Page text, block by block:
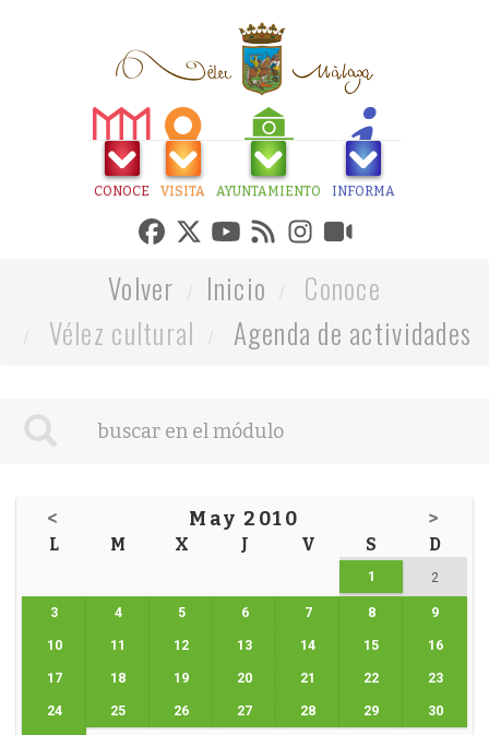
CONOCE VISITA AYUNTAMIENTO INFORMA
Volver Inicio
Conoce
Vélez cultural
Agenda de actividades
< May 2010 >
L M X J V S D
1 2
3 4 5 6 7 8 9
10 11 12 13 14 15 16
17 18 19 20 21 22 23
24 25 26 27 28 29 30